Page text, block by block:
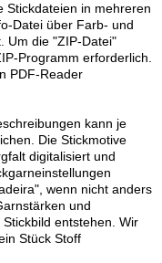
Stickdateien in mehreren
Datei über Farb- und
Um die "ZIP-Datei"
Programm erforderlich.
PDF-Reader
kann je
Die Stickmotive
digitalisiert und
wenn nicht anders
und
entstehen. Wir
Stück Stoff